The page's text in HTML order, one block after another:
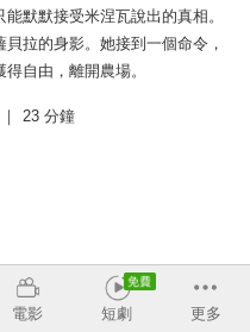
默默接受米涅瓦說出的真相。
拉的身影。她接到一個命令，
自由，離開農場。
23 分鐘
電影 短劇 更多